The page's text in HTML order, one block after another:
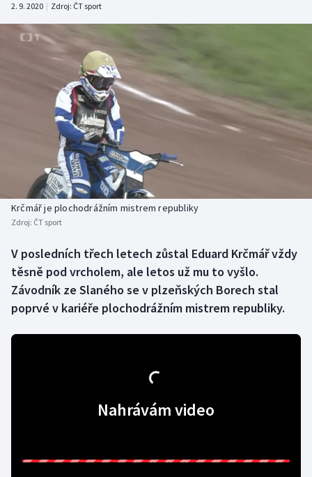
DALŠÍ SPORTY
Americký fotbal
Baseball a softbal
Basketbal
Biatlon
Boby a skeleton
Box
Curling
Dostihy
NEPŘEHLÉDNĚTE
Soutěže
Historické návraty
Aplikace ČT sport
AZ kvíz
2. 9. 2020 | Zdroj: ČT sport
Krčmář je plochodrážním mistrem republiky
Zdroj: ČT sport
V posledních třech letech zůstal Eduard Krčmář vždy
těsně pod vrcholem, ale letos už mu to vyšlo.
Závodník ze Slaného se v plzeňských Borech stal
poprvé v kariéře plochodrážním mistrem republiky.
Nahrávám video